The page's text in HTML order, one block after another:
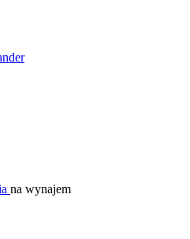
na wynajem